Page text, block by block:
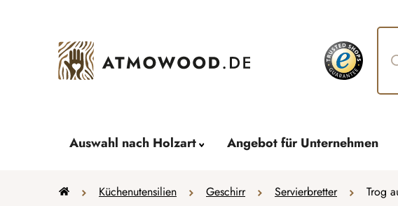
Auswahl nach Holzart Angebot für Unternehmen
StartseiteKüchenutensilien Geschirr Servierbretter Trog